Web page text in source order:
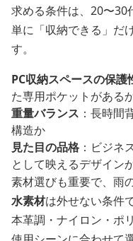
求める条件は、20〜30
単に「収納できる」だ
す。
PC収納スペースの保護
た専用ポケットがある
重量バランス ：長時間
構造か
見た目の品格 ：ビジネ
として映えるデザイン
素材選びも重要で、雨
水素材は外せない条件で
本革調・ナイロン・ポ